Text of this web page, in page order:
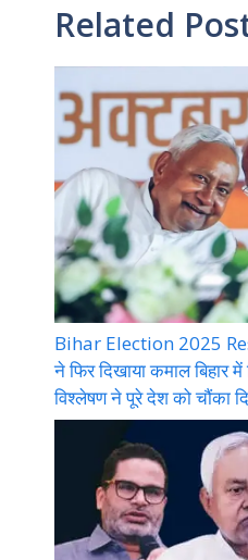
Related
Bihar Election 2025
ने फिर दिखाया कमाल बिहार
विश्लेषण ने पूरे देश को चौंका